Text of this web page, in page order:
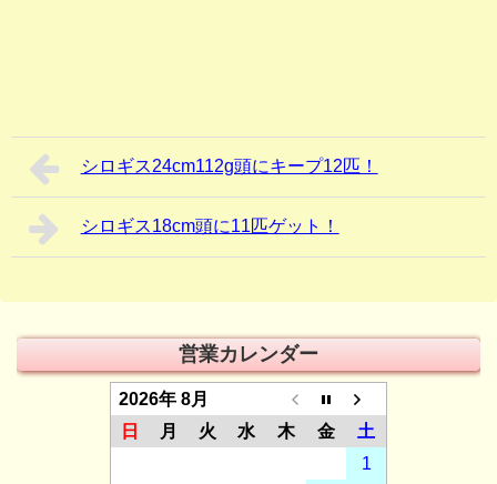
シロギス24cm112g頭にキープ12匹！
シロギス18cm頭に11匹ゲット！
営業カレンダー
2026年 8月
日
月 火 水 木 金
土
1